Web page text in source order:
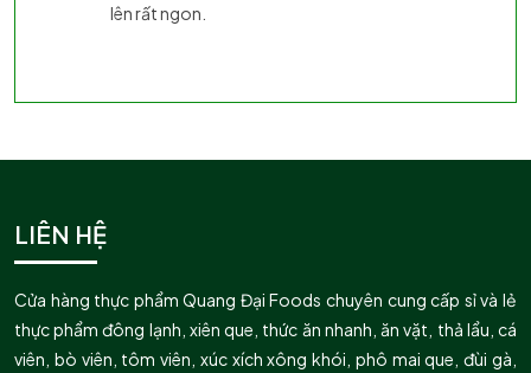
lên rất ngon.
LIÊN HỆ
Cửa hàng thực phẩm Quang Đại Foods chuyên cung cấp sỉ và lẻ
thực phẩm đông lạnh, xiên que, thức ăn nhanh, ăn vặt, thả lẩu, cá
viên, bò viên, tôm viên, xúc xích xông khói, phô mai que, đùi gà,